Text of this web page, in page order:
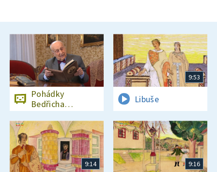
Pohádky
Bedřicha
Smetany
9:53
Libuše
9:14 9:16